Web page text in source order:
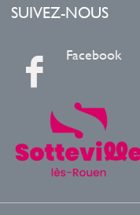
SUIVEZ-NOUS
Facebook